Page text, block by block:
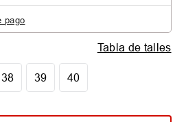
pago
38 39 40
Tabla de talles